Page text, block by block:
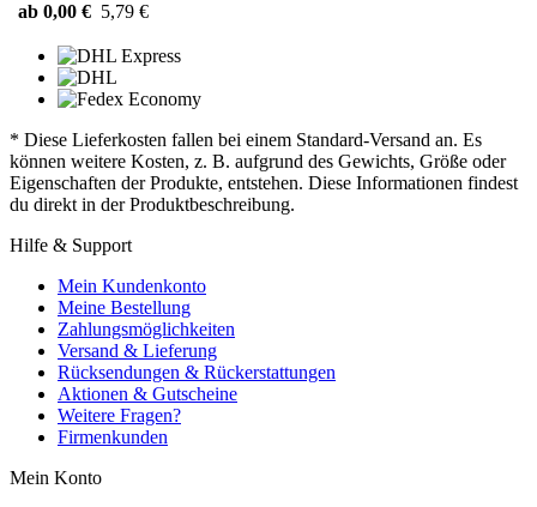
ab 0,00 € 5,79 €
* Diese Lieferkosten fallen bei einem Standard-Versand an. Es
können weitere Kosten, z. B. aufgrund des Gewichts, Größe oder
Eigenschaften der Produkte, entstehen. Diese Informationen findest
du direkt in der Produktbeschreibung.
Hilfe & Support
Mein Kundenkonto
Meine Bestellung
Zahlungsmöglichkeiten
Versand & Lieferung
Rücksendungen & Rückerstattungen
Aktionen & Gutscheine
Weitere Fragen?
Firmenkunden
Mein Konto